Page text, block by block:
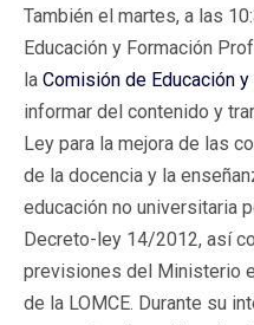
También el martes, a las
Educación y Formación
la Comisión de Educación
informar del contenido y
Ley para la mejora de las
de la docencia y la
educación no universitaria
Decreto-ley 14/2012, así
previsiones del Ministerio
de la LOMCE. Durante su